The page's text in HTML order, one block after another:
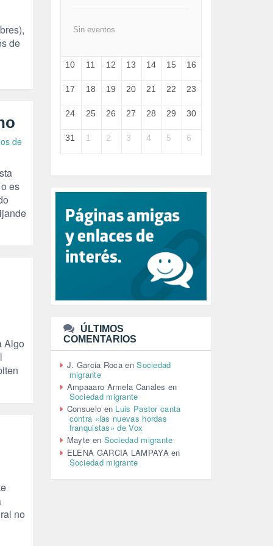
de
de
es
Algo
no
FRANCISCO (5)
HUGO ZÁRATE (30)
I A (2)
INDEPENDENCIA (15)
INTELIGENCIA ARTIFICIAL (1)
JANE GOODDALL (1)
JAZZ (1)
JÓVENES (28)
JUSTICIA (13)
LEÓN XIV (5)
LGTBI (1)
MEMORIA HISTÓRICA (232)
MONARQUÍA (26)
NATURALEZA (1)
PALESTINA (8)
PARTICIPACIÓN CIUDADANA (392)
PAZ (2)
PENSIONES (12)
PEPE MUJICA (2)
PESCADORES (1)
POBREZA (2)
Sin eventos
10 11 12 13 14 15 16
17 18 19 20 21 22 23
24 25 26 27 28 29 30
31 1 2 3 4 5 6
ÚLTIMOS
COMENTARIOS
J. Garcia Roca enSociedad
migrante
Ampaaaro Armela Canales en
Sociedad migrante
Consuelo en Luis Pastor canta
contra «las nuevas hordas
franquistas» de Vox
Mayte en Sociedad migrante
ELENA GARCIA LAMPAYA en
Sociedad migrante